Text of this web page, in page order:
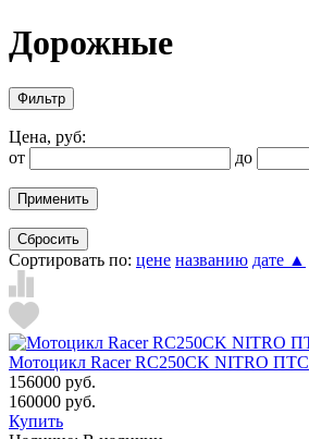
Дорожные
Фильтр
Цена, руб:
от
до
Применить
Сбросить
Сортировать по: цене названию дате ▲
Мотоцикл Racer RC250CK NITRO ПТС
156000 руб.
160000 руб.
Купить